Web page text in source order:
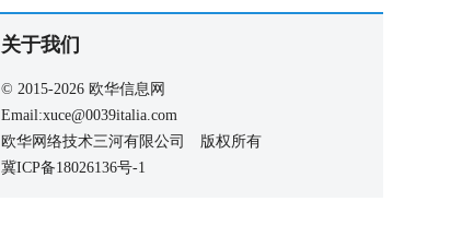
关于我们
© 2015-2026 欧华信息网
Email:xuce@0039italia.com
欧华网络技术三河有限公司 版权所有
冀ICP备18026136号-1